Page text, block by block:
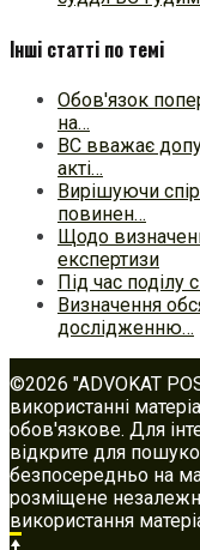
Інші статті по темі
Обов'язок
на…
ВС вважає
акті…
Вирішуючи
повинен…
Щодо
експертизи
Під час поділу
Визначення
дослідженню…
©2026 "ADVOKAT
використанні
обов'язкове. Для
відкрите для
безпосередньо на
розміщене
використання